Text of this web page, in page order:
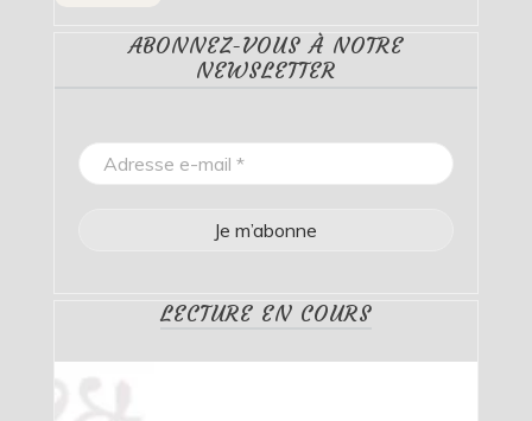
ABONNEZ-VOUS À NOTRE
NEWSLETTER
LECTURE EN COURS